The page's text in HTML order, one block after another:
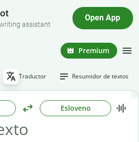
assistant
Open App
Premium
Traductor Resumidor de textos
Esloveno